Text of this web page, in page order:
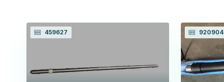
459627 920904